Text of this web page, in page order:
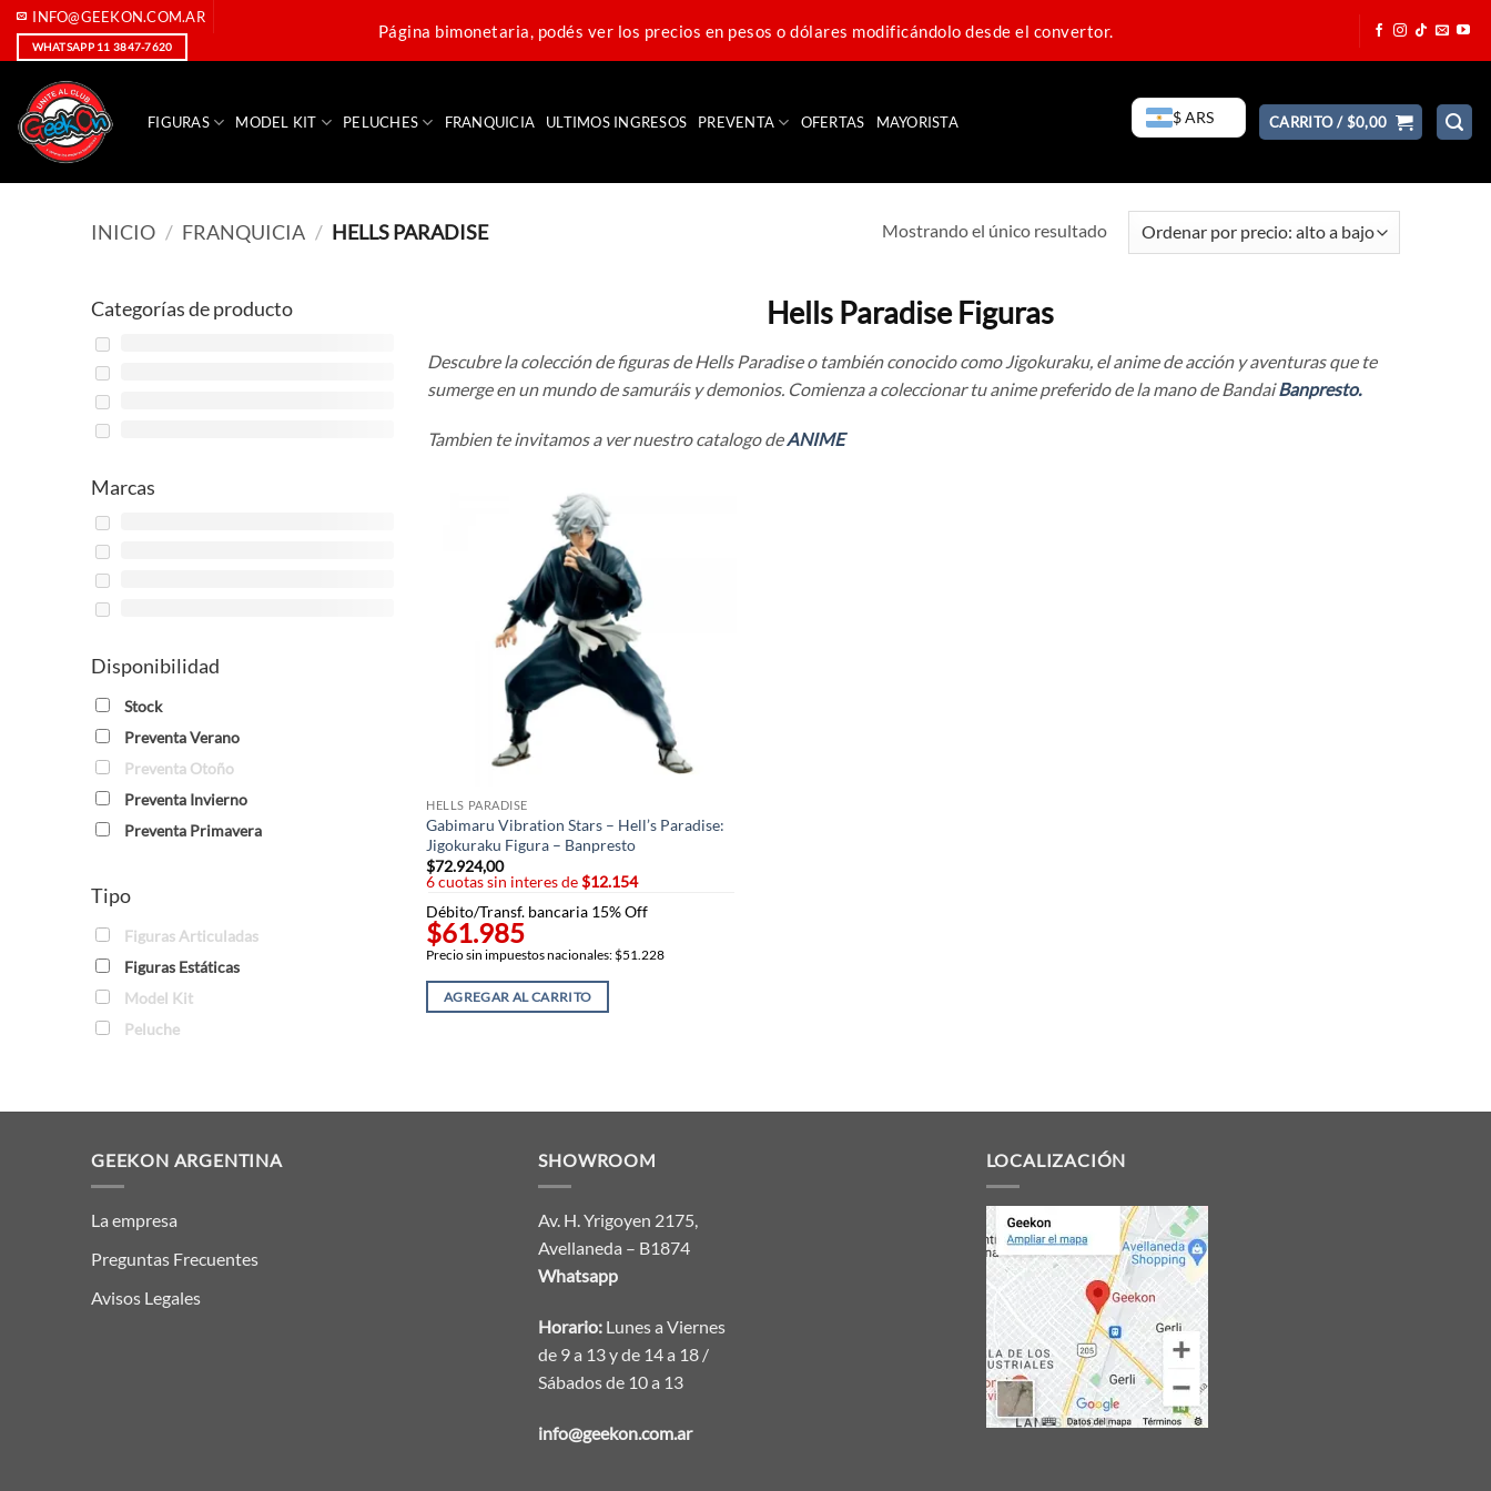
SaltarINFO@GEEKON.COM.AR
WHATSAPP 11 3847-7620
Página bimonetaria, podés ver los precios en pesos o dólares modificándolo desde el convertor.
FIGURAS MODEL KIT PELUCHES FRANQUICIA ULTIMOS INGRESOS PREVENTA OFERTAS MAYORISTA $ ARS CARRITO /$0,00
INICIO / FRANQUICIA / HELLS PARADISE Mostrando el único resultado
Categorías de producto
Marcas
Disponibilidad
Stock
Preventa Verano
Preventa Otoño
Preventa Invierno
Preventa Primavera
Tipo
Figuras Articuladas
Figuras Estáticas
Model Kit
Peluche
Hells Paradise Figuras
Descubre la colección de figuras de Hells Paradise o también conocido como Jigokuraku, el anime de acción y aventuras que te
sumerge en un mundo de samuráis y demonios. Comienza a coleccionar tu anime preferido de la mano de BandaiBanpresto.
Tambien te invitamos a ver nuestro catalogo deANIME
HELLS PARADISE
Gabimaru Vibration Stars – Hell’s Paradise:
Jigokuraku Figura – Banpresto
$72.924,00
6 cuotas sin interes de$12.154
Débito/Transf. bancaria 15% Off
$61.985
Precio sin impuestos nacionales: $51.228
AGREGAR AL CARRITO
GEEKON ARGENTINA
La empresa
Preguntas Frecuentes
Avisos Legales
SHOWROOM
Av. H. Yrigoyen 2175,
Avellaneda – B1874
Whatsapp
Horario: Lunes a Viernes
de 9 a 13 y de 14 a 18 /
Sábados de 10 a 13
info@geekon.com.ar
LOCALIZACIÓN